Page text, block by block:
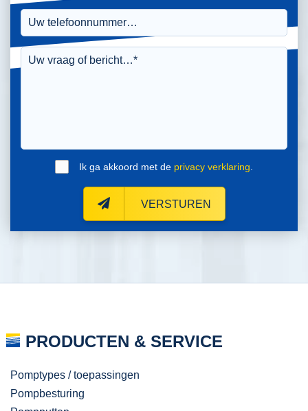
Ik ga akkoord met de privacy verklaring
VERSTUREN
PRODUCTEN & SERVICE
Pomptypes / toepassingen
Pompbesturing